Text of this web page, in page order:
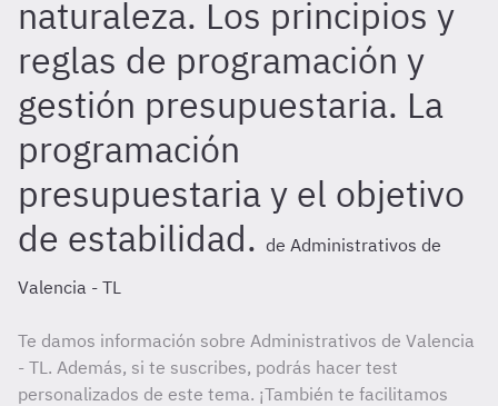
naturaleza. Los principios y
reglas de programación y
gestión presupuestaria. La
programación
presupuestaria y el objetivo
de estabilidad. de Administrativos de
Valencia - TL
Te damos información sobre Administrativos de Valencia
- TL. Además, si te suscribes, podrás hacer test
personalizados de este tema. ¡También te facilitamos